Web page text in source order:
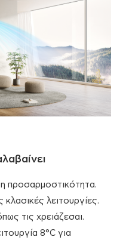
η προσαρμοστικότητα.
λειτουργίες.
τις χρειάζεσαι.
8°C για